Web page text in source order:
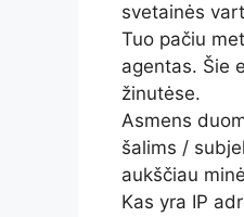
svetainės
Tuo pačiu
agentas. Šie
žinutėse.
Asmens
šalims /
aukščiau
Kas yra IP